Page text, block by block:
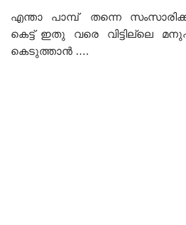
എന്താ പാമ്പ് തന്നെ
കെട്ട് ഇതു വരെ വിട്ടില്ലെ
കെടുത്താൻ ….